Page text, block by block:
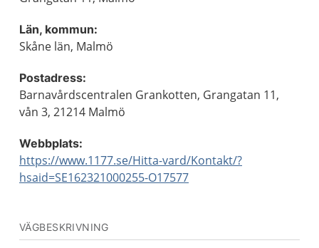
Län, kommun:
Skåne län, Malmö
Postadress:
Barnavårdscentralen Grankotten, Grangatan 11,
vån 3, 21214 Malmö
Webbplats:
https://www.1177.se/Hitta-vard/Kontakt/?
hsaid=SE162321000255-O17577
VÄGBESKRIVNING